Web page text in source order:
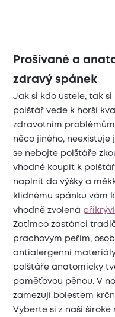
Prošívané a
zdravý spánek
Jak si kdo ustele, tak si
polštář vede k horší
zdravotním
něco jiného, neexistuje
se nebojte polštáře
vhodné koupit k
naplnit do výšky a
klidnému spánku vám
vhodně zvolená
Zatímco zastánci
prachovým peřím,
antialergenní
polštáře anatomicky
paměťovou pěnou. V
zamezují bolestem
Vyberte si z naší